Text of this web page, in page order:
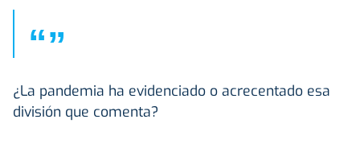
“”
¿La pandemia ha evidenciado o acrecentado esa
división que comenta?